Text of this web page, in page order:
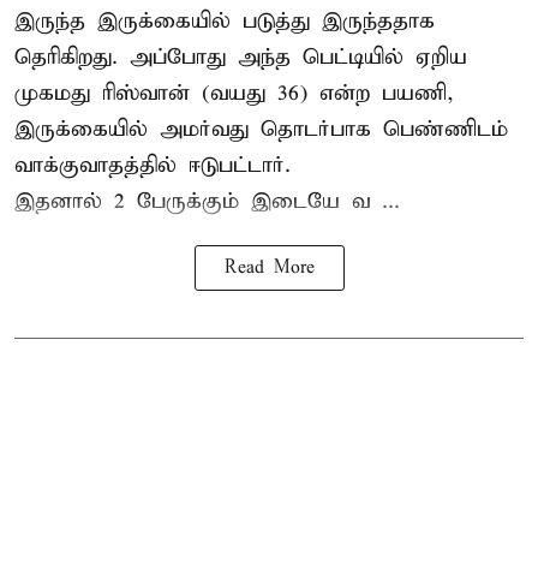
இருந்த இருக்கையில் படுத்து இருந்ததாக
தெரிகிறது. அப்போது அந்த பெட்டியில் ஏறிய
முகமது ரிஸ்வான் (வயது 36) என்ற பயணி,
இருக்கையில் அமர்வது தொடர்பாக பெண்ணிடம்
வாக்குவாதத்தில் ஈடுபட்டார்.
இதனால் 2 பேருக்கும் இடையே வ ...
Read More